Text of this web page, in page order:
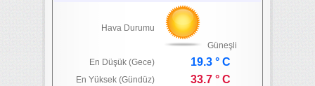
Hava Durumu
Güneşli
En Düşük (Gece)
19.3 ° C
En Yüksek (Gündüz) 33.7 ° C